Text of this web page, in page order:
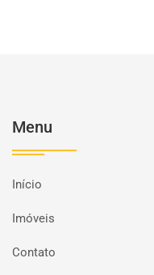
Menu
Início
Imóveis
Contato